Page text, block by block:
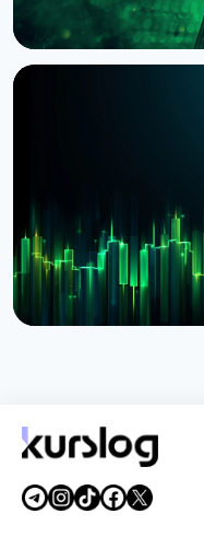
BlackRock
денежных фондов
3 августа 2026 г.5 мин